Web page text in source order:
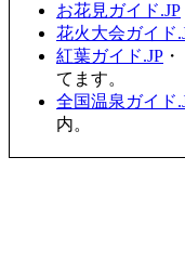
お花見ガイド.JP
花火大会ガイド
紅葉ガイド.JP
てます。
全国温泉ガイド
内。